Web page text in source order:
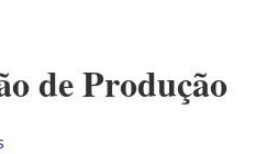
de Produção